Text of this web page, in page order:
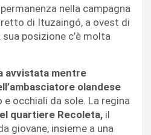
nella campagna
di Ituzaingó, a ovest di
posizione c’è molta
avvistata mentre
olandese
occhiali da sole. La regina
quartiere Recoleta, il
giovane, insieme a una